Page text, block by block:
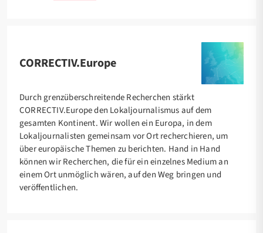
CORRECTIV.Europe
Durch grenzüberschreitende Recherchen stärkt
CORRECTIV.Europe den Lokaljournalismus auf dem
gesamten Kontinent. Wir wollen ein Europa, in dem
Lokaljournalisten gemeinsam vor Ort recherchieren, um
über europäische Themen zu berichten. Hand in Hand
können wir Recherchen, die für ein einzelnes Medium an
einem Ort unmöglich wären, auf den Weg bringen und
veröffentlichen.